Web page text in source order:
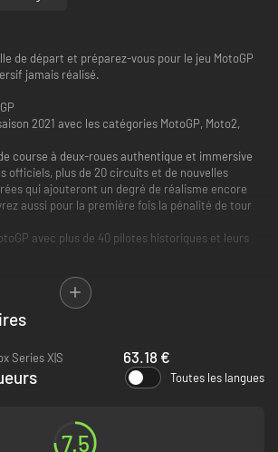
de départ et préparez-vous pour le jeu MotoGP
jamais réalisé.
2021 avec les catégories MotoGP, Moto2,
course à deux-roues authentique et immersive
officiels, plus de 20 circuits et de nouvelles
qui ajouteront un degré de réalisme encore
aussi pour la première fois la pénalité de tour
avec plus de 40 pilotes historiques et leurs
carrière de manager en choisissant de
ou d'en créer une nouvelle. Sélectionnez
et de votre carrière et vous aidera à prendre des
le choix du meilleur contrat ou le
moto.
en maîtriser tous les aspects.
Series X|S
63.18 €
Toutes les langues
7.5